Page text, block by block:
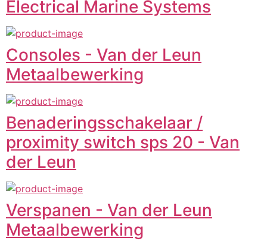
Electrical Marine Systems
Consoles - Van der Leun
Metaalbewerking
Benaderingsschakelaar /
proximity switch sps 20 - Van
der Leun
Verspanen - Van der Leun
Metaalbewerking